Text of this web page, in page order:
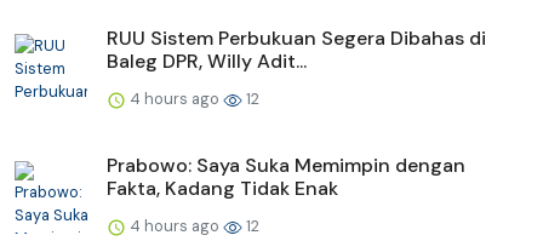
RUU Sistem Perbukuan Segera Dibahas di
Baleg DPR, Willy Adit...
4 hours ago 12
Prabowo: Saya Suka Memimpin dengan
Fakta, Kadang Tidak Enak
4 hours ago 12